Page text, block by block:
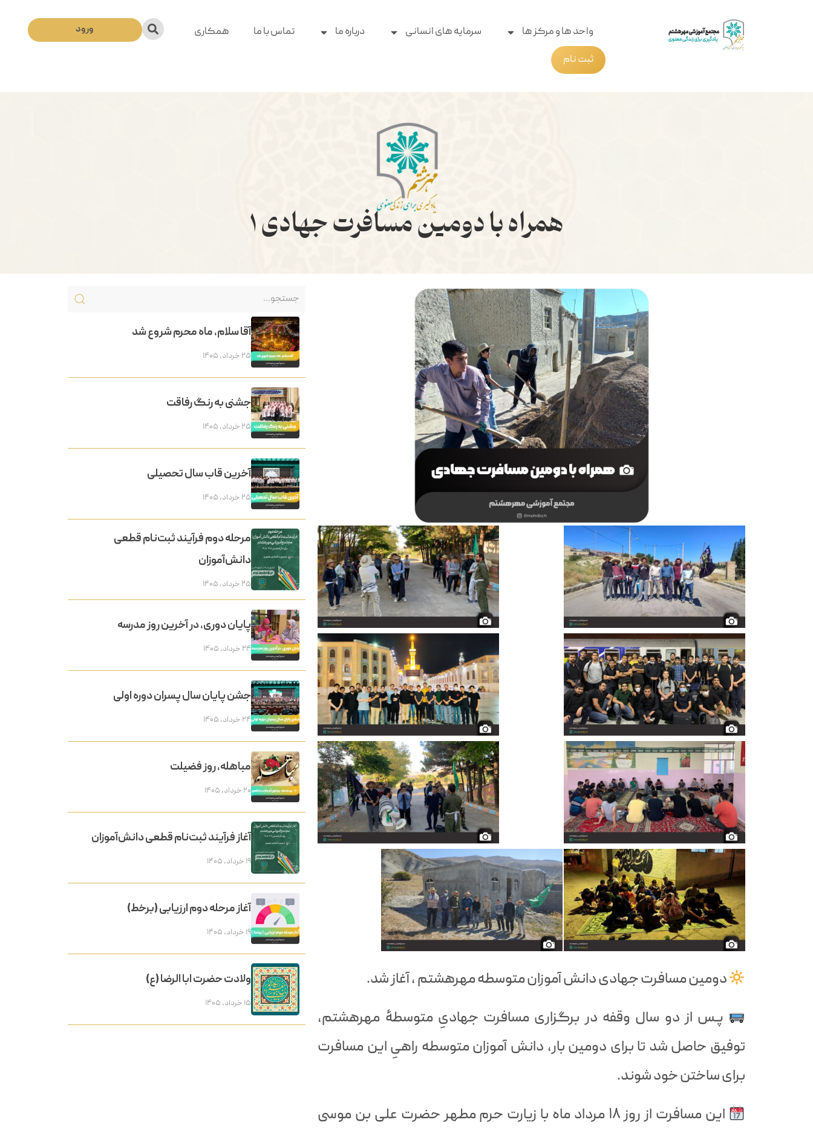
واحد ها و مرکز ها سرمایه های انسانی درباره ما تماس با ما
همکاری
ثبت نام
ورود
همراه با دومین مسافرت جهادی ۱
دومین مسافرت جهادی دانش آموزان متوسطه مهرهشتم ، آغاز شد.
پـس از دو سال وقفه در برگزاری مسافرت جهادیِ متوسطۀ مهرهشتم،
توفیق حاصل شد تا برای دومین بار، دانش آموزان متوسطه راهیِ این مسافرت
برای ساختن خود شوند.
این مسافرت از روز ۱۸ مرداد ماه با زیارت حرم مطهر حضرت علی بن موسی
آقا سلام، ماه محرم شروع شد
۲۵ خرداد, ۱۴۰۵
جشنی به رنگ رفاقت
۲۵ خرداد, ۱۴۰۵
آخرین قاب سال تحصیلی
۲۵ خرداد, ۱۴۰۵
مرحله دوم فرآیند ثبت‌نام قطعی
دانش‌آموزان
۲۵ خرداد, ۱۴۰۵
پایان دوری، در آخرین روز مدرسه
۲۴ خرداد, ۱۴۰۵
جشن پایان سال پسران دوره اولی
۲۴ خرداد, ۱۴۰۵
مباهله، روز فضیلت
۲۰ خرداد, ۱۴۰۵
آغاز فرآیند ثبت‌نام قطعی دانش‌آموزان
۱۹ خرداد, ۱۴۰۵
آغاز مرحله دوم ارزیابی (برخط)
۱۹ خرداد, ۱۴۰۵
ولادت حضرت ابا الرضا (ع)
۱۵ خرداد, ۱۴۰۵